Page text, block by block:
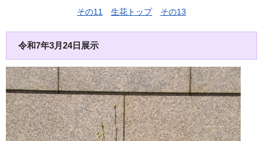
その11 生花トップ その13
令和7年3月24日展示